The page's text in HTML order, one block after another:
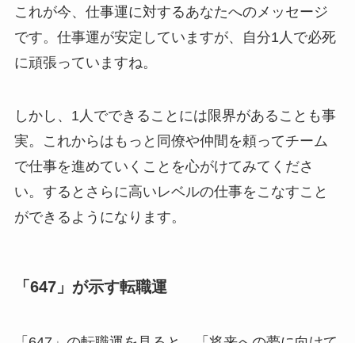
これが今、仕事運に対するあなたへのメッセージ
です。仕事運が安定していますが、自分1人で必死
に頑張っていますね。
しかし、1人でできることには限界があることも事
実。これからはもっと同僚や仲間を頼ってチーム
で仕事を進めていくことを心がけてみてくださ
い。するとさらに高いレベルの仕事をこなすこと
ができるようになります。
「647」が示す転職運